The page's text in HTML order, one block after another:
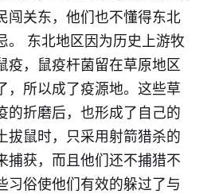
闯关东，他们也不懂得东北
。 东北地区因为历史上游牧
疫，鼠疫杆菌留在草原地区
，所以成了疫源地。这些草
的折磨后，也形成了自己的
拔鼠时，只采用射箭猎杀的
捕获，而且他们还不捕猎不
习俗使他们有效的躲过了与